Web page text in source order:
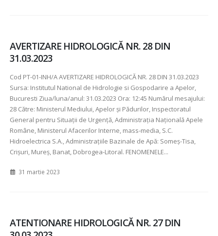
AVERTIZARE HIDROLOGICĂ NR. 28 DIN
31.03.2023
Cod PT-01-INH/A AVERTIZARE HIDROLOGICĂ NR. 28 DIN 31.03.2023
Sursa: Institutul National de Hidrologie si Gospodarire a Apelor,
Bucuresti Ziua/luna/anul: 31.03.2023 Ora: 12:45 Numărul mesajului:
28 Către: Ministerul Mediului, Apelor şi Pădurilor, Inspectoratul
General pentru Situaţii de Urgenţă, Administraţia Naţională Apele
Române, Ministerul Afacerilor Interne, mass-media, S.C.
Hidroelectrica S.A., Administraţiile Bazinale de Apă: Someş-Tisa,
Crişuri, Mureş, Banat, Dobrogea-Litoral. FENOMENELE...
31 martie 2023
ATENTIONARE HIDROLOGICĂ NR. 27 DIN